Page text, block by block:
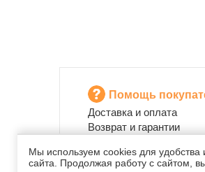
Помощь
Доставка и оплата
Возврат и гарантии
Промо-коды
Мы используем cookies для удобства
сайта. Продолжая работу с сайтом,